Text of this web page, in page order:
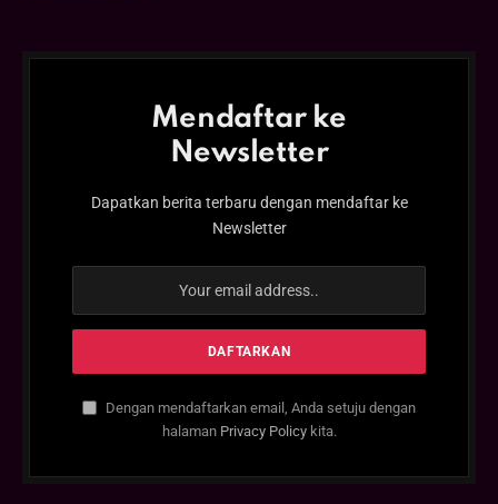
Mendaftar ke
Newsletter
Dapatkan berita terbaru dengan mendaftar ke
Newsletter
Dengan mendaftarkan email, Anda setuju dengan
halaman Privacy Policykita.